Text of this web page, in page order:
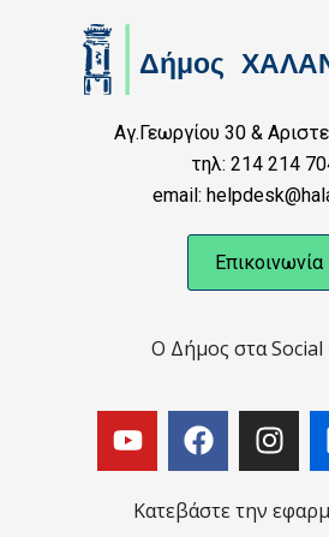
Αγ.Γεωργίου 30 &
τηλ: 214 214
email:
Επικοινωνία
Ο Δήμος στα Social
Κατεβάστε την